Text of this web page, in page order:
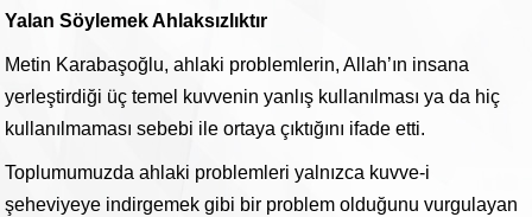
Yalan Söylemek Ahlaksızlıktır
Metin Karabaşoğlu, ahlaki problemlerin, Allah’ın insana
yerleştirdiği üç temel kuvvenin yanlış kullanılması ya da hiç
kullanılmaması sebebi ile ortaya çıktığını ifade etti.
Toplumumuzda ahlaki problemleri yalnızca kuvve-i
şeheviyeye indirgemek gibi bir problem olduğunu vurgulayan